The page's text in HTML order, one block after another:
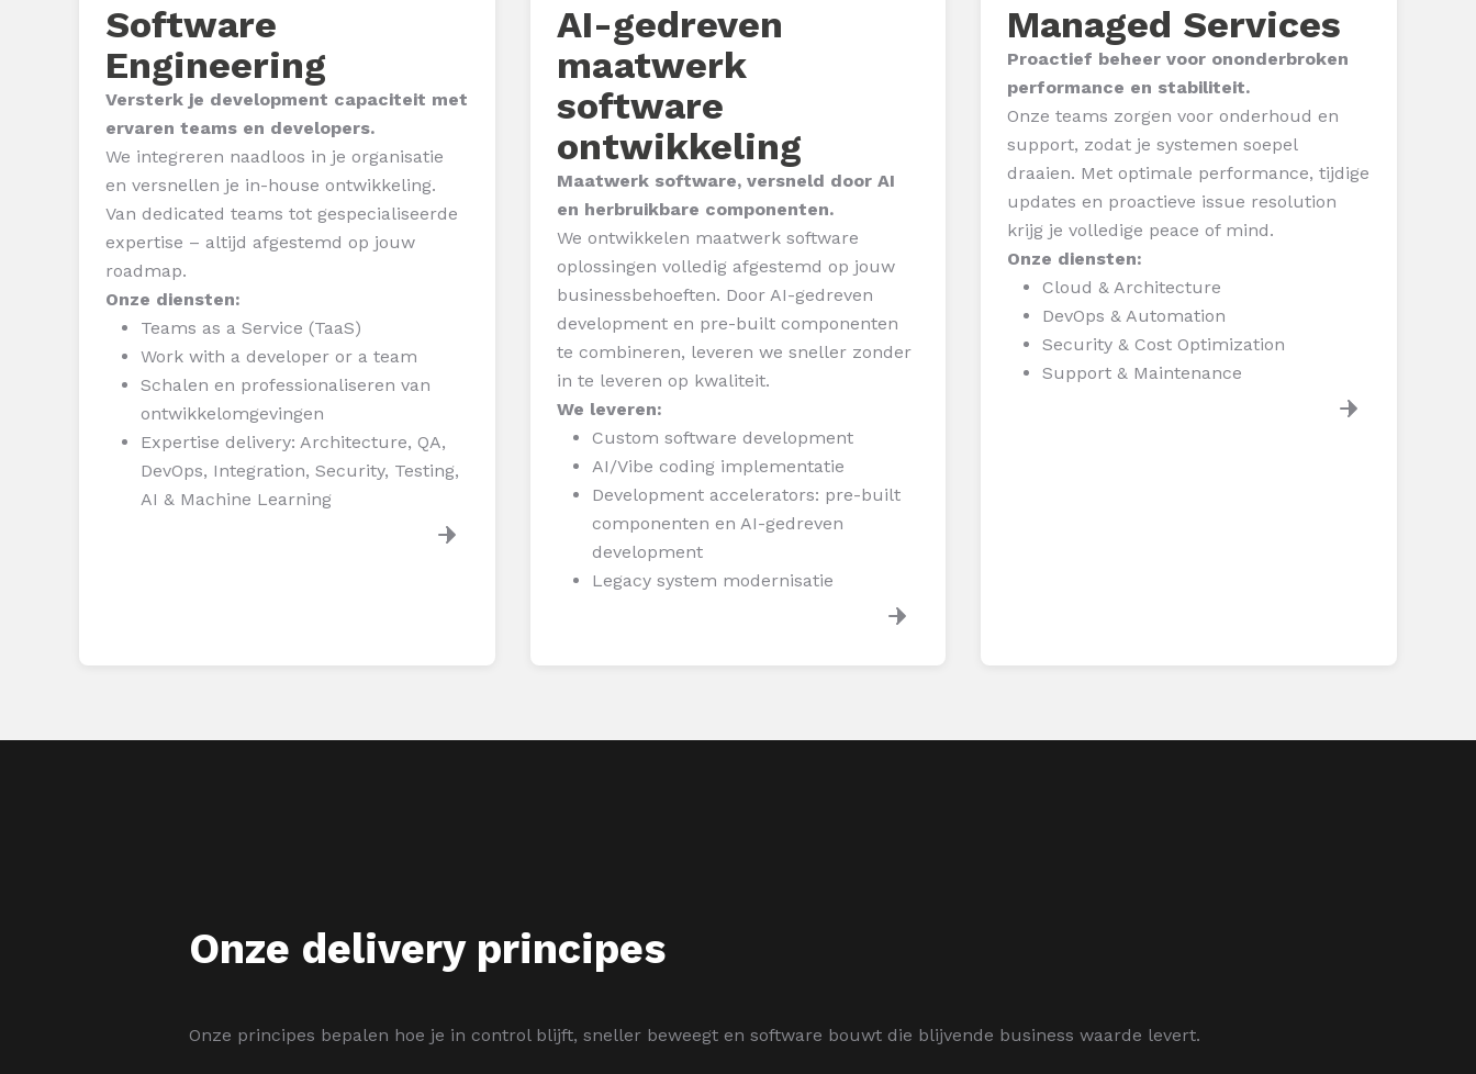
Software
Engineering
Versterk je development capaciteit met
ervaren teams en developers.
We integreren naadloos in je organisatie
en versnellen je in-house ontwikkeling.
Van dedicated teams tot gespecialiseerde
expertise – altijd afgestemd op jouw
roadmap.
Onze diensten:
Teams as a Service (TaaS)
Work with a developer or a team
Schalen en professionaliseren van
ontwikkelomgevingen
Expertise delivery: Architecture, QA,
DevOps, Integration, Security, Testing,
AI & Machine Learning
AI-gedreven
maatwerk
software
ontwikkeling
Maatwerk software, versneld door AI
en herbruikbare componenten.
We ontwikkelen maatwerk software
oplossingen volledig afgestemd op jouw
businessbehoeften. Door AI-gedreven
development en pre-built componenten
te combineren, leveren we sneller zonder
in te leveren op kwaliteit.
We leveren:
Custom software development
AI/Vibe coding implementatie
Development accelerators: pre-built
componenten en AI-gedreven
development
Legacy system modernisatie
Managed Services
Proactief beheer voor ononderbroken
performance en stabiliteit.
Onze teams zorgen voor onderhoud en
support, zodat je systemen soepel
draaien. Met optimale performance, tijdige
updates en proactieve issue resolution
krijg je volledige peace of mind.
Onze diensten:
Cloud & Architecture
DevOps & Automation
Security & Cost Optimization
Support & Maintenance
Onze delivery principes
Onze principes bepalen hoe je in control blijft, sneller beweegt en software bouwt die blijvende business waarde levert.